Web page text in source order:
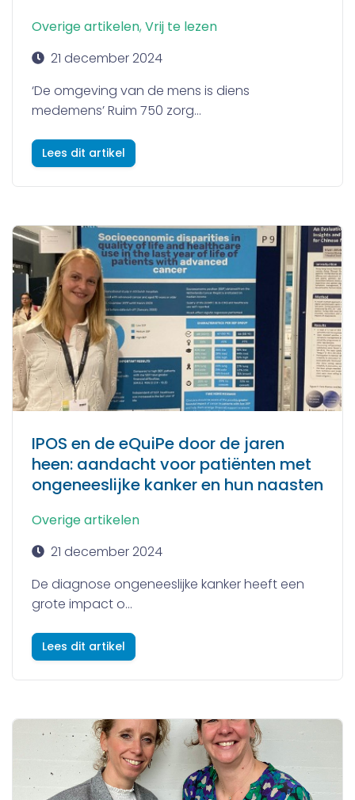
Overige artikelen, Vrij te lezen
21 december 2024
‘De omgeving van de mens is diens
medemens’ Ruim 750 zorg...
Lees dit artikel
IPOS en de eQuiPe door de jaren
heen: aandacht voor patiënten met
ongeneeslijke kanker en hun naasten
Overige artikelen
21 december 2024
De diagnose ongeneeslijke kanker heeft een
grote impact o...
Lees dit artikel